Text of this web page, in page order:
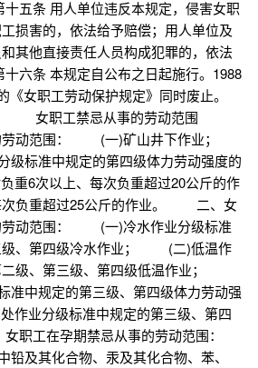
条 用人单位违反本规定，侵害女职
损害的，依法给予赔偿；用人单位及
其他直接责任人员构成犯罪的，依法
条 本规定自公布之日起施行。1988
《女职工劳动保护规定》同时废止。
禁忌从事的劳动范围
劳动范围： (一)矿山井下作业；
标准中规定的第四级体力劳动强度的
6次以上、每次负重超过20公斤的作
次负重超过25公斤的作业。 二、女
劳动范围： (一)冷水作业分级标准
级、第四级冷水作业； (二)低温作
二级、第三级、第四级低温作业；
准中规定的第三级、第四级体力劳动强
业分级标准中规定的第三级、第四
工在孕期禁忌从事的劳动范围：
及其化合物、汞及其化合物、苯、